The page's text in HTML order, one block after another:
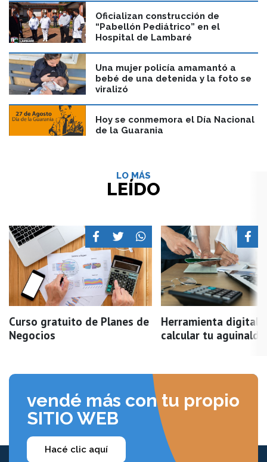
Oficializan construcción de
“Pabellón Pediátrico” en el
Hospital de Lambaré
Una mujer policía amamantó a
bebé de una detenida y la foto se
viralizó
Hoy se conmemora el Día Nacional
de la Guarania
LO MÁS
LEÍDO
Curso gratuito de Planes de
Negocios
Herramienta digital
calcular tu aguinaldo
vendé más con tu propio
SITIO WEB
Hacé clic aquí